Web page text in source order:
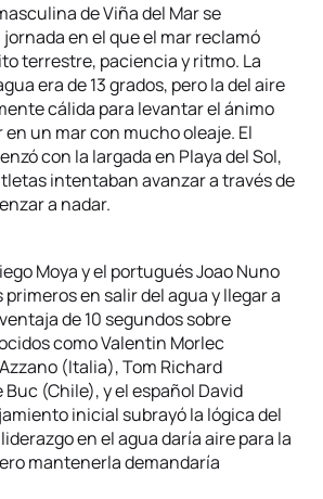
de Viña del Mar se
en el que el mar reclamó
terrestre, paciencia y ritmo. La
era de 13 grados, pero la del aire
cálida para levantar el ánimo
un mar con mucho oleaje. El
con la largada en Playa del Sol,
intentaban avanzar a través de
a nadar.
Moya y el portugués Joao Nuno
en salir del agua y llegar a
de 10 segundos sobre
como Valentin Morlec
(Italia), Tom Richard
(Chile), y el español David
inicial subrayó la lógica del
en el agua daría aire para la
mantenerla demandaría